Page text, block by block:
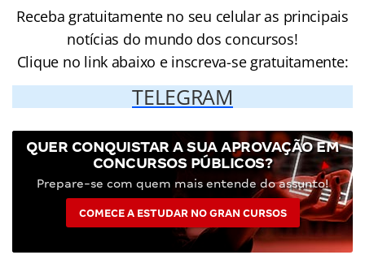
Receba gratuitamente no seu celular as principais
notícias do mundo dos concursos!
Clique no link abaixo e inscreva-se gratuitamente:
TELEGRAM
QUER CONQUISTAR A SUA APROVAÇÃO EM
CONCURSOS PÚBLICOS?
Prepare-se com quem mais entende do assunto!
COMECE A ESTUDAR NO GRAN CURSOS